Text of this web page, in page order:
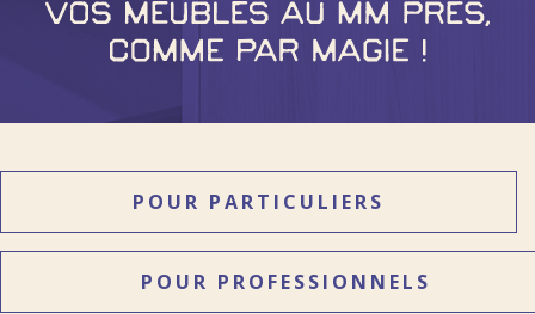
POUR PARTICULIERS
POUR PROFESSIONNELS